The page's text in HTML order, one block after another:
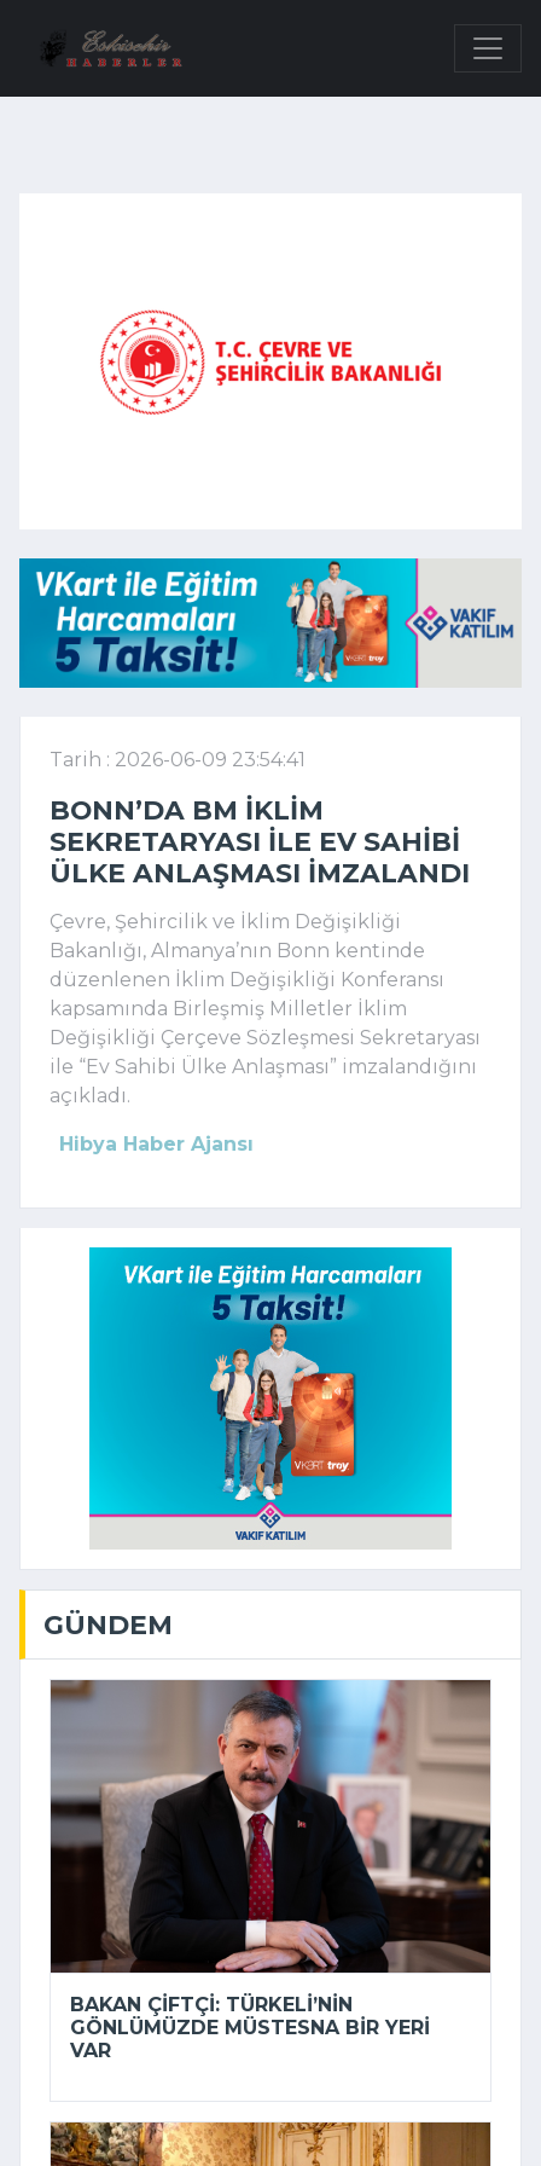
Tarih : 2026-06-09 23:54:41
BONN’DA BM İKLIM
SEKRETARYASI ILE EV SAHIBI
ÜLKE ANLAŞMASI IMZALANDI
Çevre, Şehircilik ve İklim Değişikliği
Bakanlığı, Almanya’nın Bonn kentinde
düzenlenen İklim Değişikliği Konferansı
kapsamında Birleşmiş Milletler İklim
Değişikliği Çerçeve Sözleşmesi Sekretaryası
ile “Ev Sahibi Ülke Anlaşması” imzalandığını
açıkladı.
Hibya Haber Ajansı
GÜNDEM
BAKAN ÇIFTÇI: TÜRKELI’NIN
GÖNLÜMÜZDE MÜSTESNA BIR YERI
VAR